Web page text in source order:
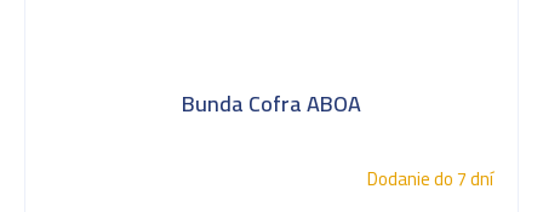
Bunda Cofra ABOA
Dodanie do 7 dní